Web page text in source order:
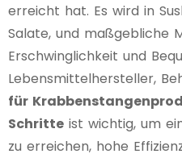
erreicht hat. Es wird in
Salate, und maßgebliche
Erschwinglichkeit und
Lebensmittelhersteller,
für
Schritte ist wichtig, um
zu erreichen, hohe